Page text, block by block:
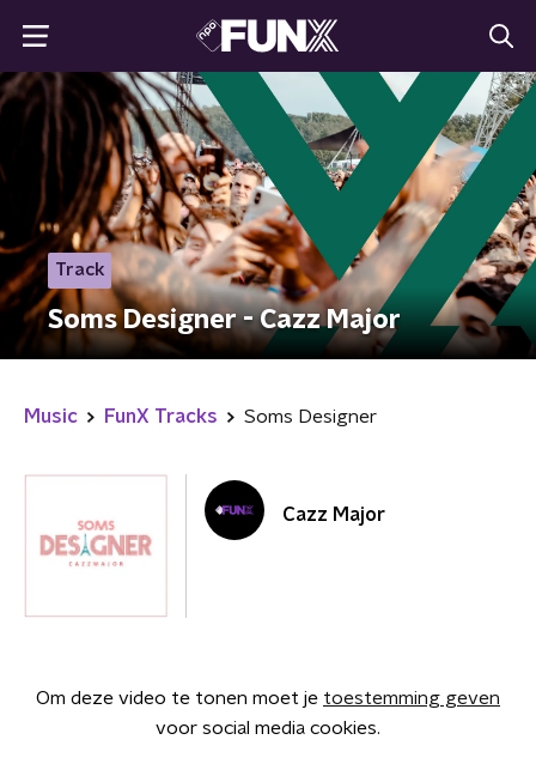
Track
Soms Designer - Cazz Major
Music FunX Tracks Soms Designer
Cazz Major
Om deze video te tonen moet je toestemming geven
voor social media cookies.